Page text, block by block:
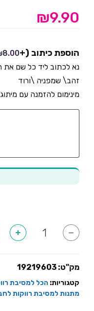
₪9.90
הוספת כיתוב (+
8.00
נא לכתוב ליד כל שם
זהב\ שמפניה \ורוד
מינימום להזמנה עם מיתוג – 10
-
של
להוספת
+
מק"ט: 19219603
קטגוריות: הכל למסיבת
מתנות למסיבת רווקות